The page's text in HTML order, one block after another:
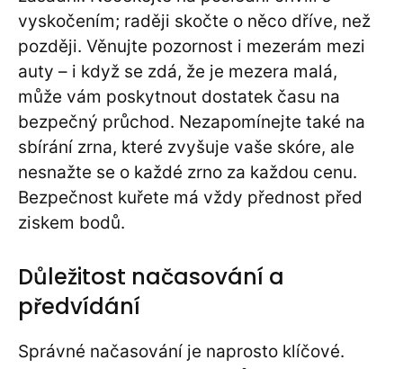
vyskočením; raději skočte o něco dříve, než
později. Věnujte pozornost i mezerám mezi
auty – i když se zdá, že je mezera malá,
může vám poskytnout dostatek času na
bezpečný průchod. Nezapomínejte také na
sbírání zrna, které zvyšuje vaše skóre, ale
nesnažte se o každé zrno za každou cenu.
Bezpečnost kuřete má vždy přednost před
ziskem bodů.
Důležitost načasování a
předvídání
Správné načasování je naprosto klíčové.